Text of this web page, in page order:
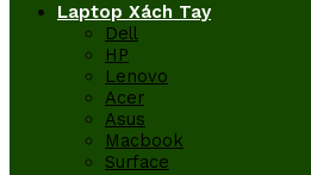
Laptop Xách Tay
Dell
HP
Lenovo
Acer
Asus
Macbook
Surface